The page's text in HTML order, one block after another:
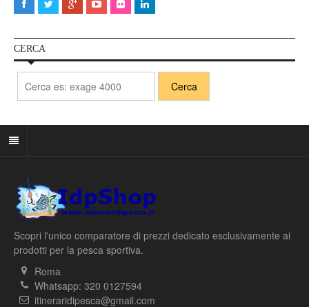
CERCA
Scopri l'unico comparatore di prezzi dedicato esclusivamente ai
prodotti per la pesca sportiva.
Roma
Whatsapp: 320 0127594
itineraridipesca@gmail.com